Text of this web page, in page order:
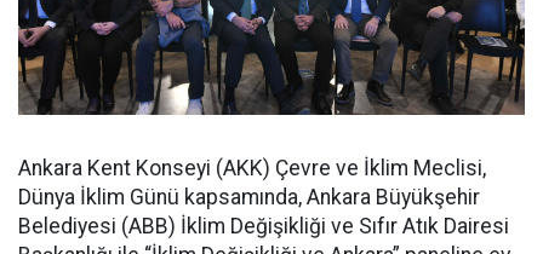
Ankara Kent Konseyi (AKK) Çevre ve İklim Meclisi,
Dünya İklim Günü kapsamında, Ankara Büyükşehir
Belediyesi (ABB) İklim Değişikliği ve Sıfır Atık Dairesi